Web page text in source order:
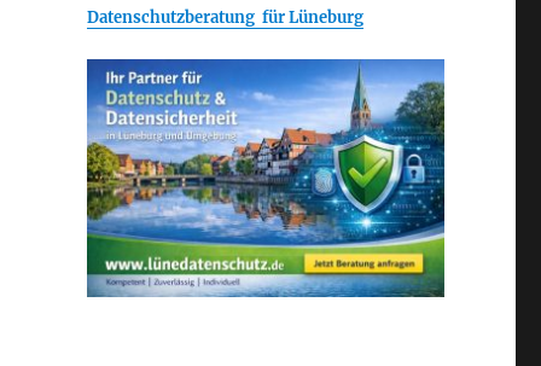
Datenschutzberatung für Lüneburg